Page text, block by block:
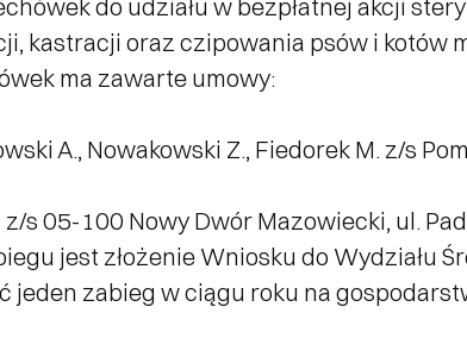
Kultura i edukacja
Ekologia i Środowisko
do udziału w bezpłatnej akcji
kastracji oraz czipowania psów i kotów
ma zawarte umowy:
A., Nowakowski Z., Fiedorek M. z/s
s 05-100 Nowy Dwór Mazowiecki, ul.
jest złożenie Wniosku do Wydziału
jeden zabieg w ciągu roku na